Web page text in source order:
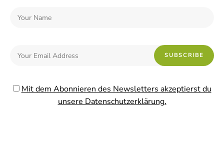
Mit dem Abonnieren des Newsletters akzeptierst du
unsere Datenschutzerklärung.